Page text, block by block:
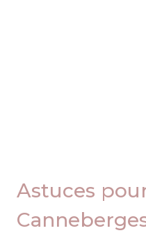
Astuces